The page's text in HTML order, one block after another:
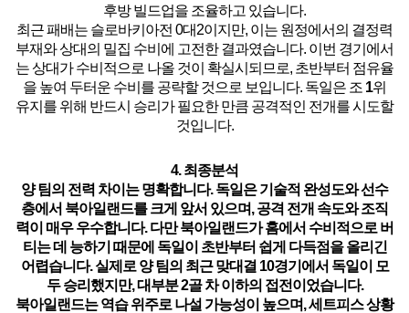
후방 빌드업을 조율하고 있습니다.
최근 패배는 슬로바키아전 0대2이지만, 이는 원정에서의 결정력
부재와 상대의 밀집 수비에 고전한 결과였습니다. 이번 경기에서
는 상대가 수비적으로 나올 것이 확실시되므로, 초반부터 점유율
을 높여 두터운 수비를 공략할 것으로 보입니다. 독일은 조 1위
유지를 위해 반드시 승리가 필요한 만큼 공격적인 전개를 시도할
것입니다.
4. 최종분석
양 팀의 전력 차이는 명확합니다.독일은 기술적 완성도와 선수
층에서 북아일랜드를 크게 앞서 있으며, 공격 전개 속도와 조직
력이 매우 우수합니다.다만 북아일랜드가 홈에서 수비적으로 버
티는 데 능하기 때문에 독일이 초반부터 쉽게 다득점을 올리긴
어렵습니다. 실제로 양 팀의 최근 맞대결 10경기에서 독일이 모
두 승리했지만, 대부분 2골 차 이하의 접전이었습니다.
북아일랜드는 역습 위주로 나설 가능성이 높으며, 세트피스 상황